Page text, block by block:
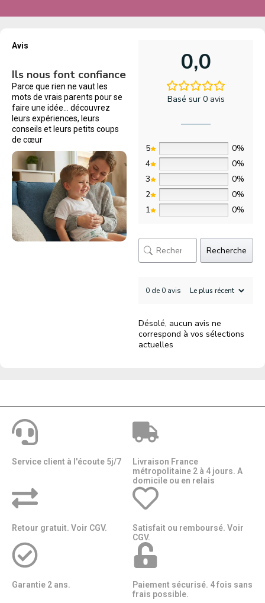
Avis
Ils nous font confiance
Parce que rien ne vaut les
mots de vrais parents pour se
faire une idée… découvrez
leurs expériences, leurs
conseils et leurs petits coups
de cœur
0,0
Basé sur 0 avis
5
0%
4
0%
3
0%
2
0%
1
0%
Recherche
0 de 0 avis
Désolé, aucun avis ne
correspond à vos sélections
actuelles
Service client à l'écoute 5j/7
Livraison France
métropolitaine 2 à 4 jours. A
domicile ou en relais​​
Retour gratuit. Voir CGV.
Satisfait ou remboursé. Voir
CGV.
Garantie 2 ans.
Paiement sécurisé. 4 fois sans
frais possible.